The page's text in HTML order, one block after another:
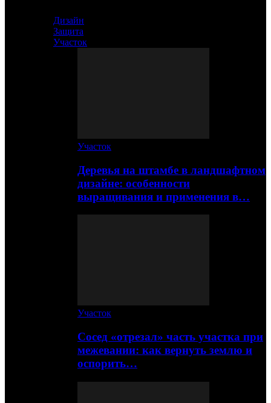
Дизайн
Защита
Участок
Участок
Деревья на штамбе в ландшафтном
дизайне: особенности
выращивания и применения в…
Участок
Сосед «отрезал» часть участка при
межевании: как вернуть землю и
оспорить…